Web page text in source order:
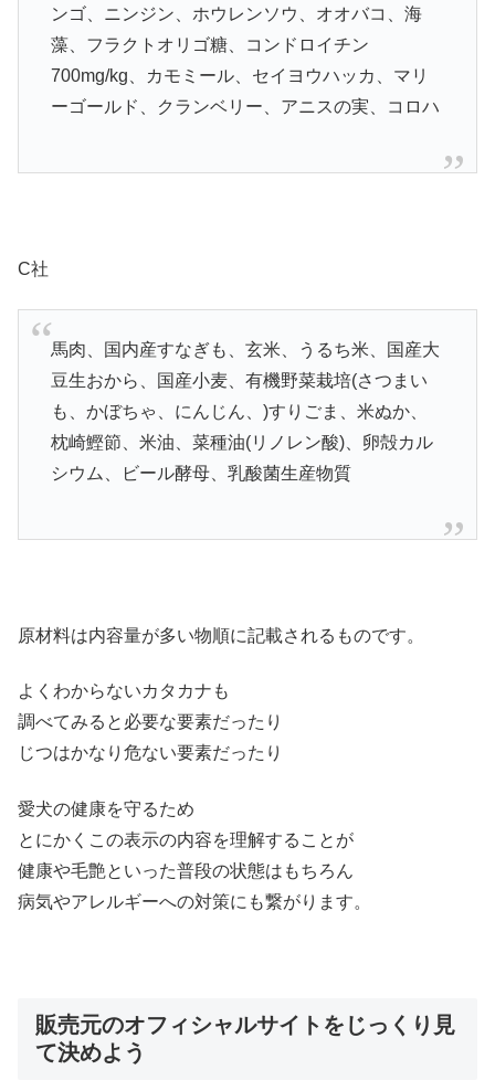
ンゴ、ニンジン、ホウレンソウ、オオバコ、海
藻、フラクトオリゴ糖、コンドロイチン
700mg/kg、カモミール、セイヨウハッカ、マリ
ーゴールド、クランベリー、アニスの実、コロハ
C社
馬肉、国内産すなぎも、玄米、うるち米、国産大
豆生おから、国産小麦、有機野菜栽培(さつまい
も、かぼちゃ、にんじん、)すりごま、米ぬか、
枕崎鰹節、米油、菜種油(リノレン酸)、卵殻カル
シウム、ビール酵母、乳酸菌生産物質
原材料は内容量が多い物順に記載されるものです。
よくわからないカタカナも
調べてみると必要な要素だったり
じつはかなり危ない要素だったり
愛犬の健康を守るため
とにかくこの表示の内容を理解することが
健康や毛艶といった普段の状態はもちろん
病気やアレルギーへの対策にも繋がります。
販売元のオフィシャルサイトをじっくり見
て決めよう